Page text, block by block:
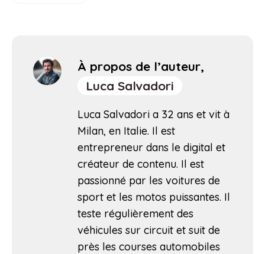
À propos de l’auteur,
Luca Salvadori
Luca Salvadori a 32 ans et vit à
Milan, en Italie. Il est
entrepreneur dans le digital et
créateur de contenu. Il est
passionné par les voitures de
sport et les motos puissantes. Il
teste régulièrement des
véhicules sur circuit et suit de
près les courses automobiles